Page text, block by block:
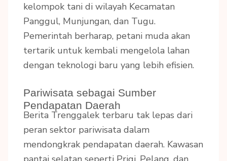
kelompok tani di wilayah Kecamatan
Panggul, Munjungan, dan Tugu.
Pemerintah berharap, petani muda akan
tertarik untuk kembali mengelola lahan
dengan teknologi baru yang lebih efisien.
Pariwisata sebagai Sumber
Pendapatan Daerah
Berita Trenggalek terbaru tak lepas dari
peran sektor pariwisata dalam
mendongkrak pendapatan daerah. Kawasan